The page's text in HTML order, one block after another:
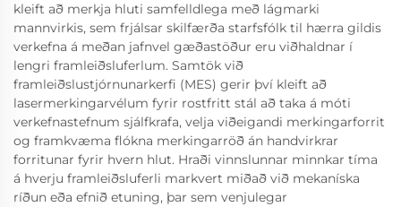
kleift að merkja hluti samfelldlega með lágmarki
mannvirkis, sem frjálsar skilfærða starfsfólk til hærra gildis
verkefna á meðan jafnvel gæðastöður eru viðhaldnar í
lengri framleiðsluferlum. Samtök við
framleiðslustjórnunarkerfi (MES) gerir því kleift að
lasermerkingarvélum fyrir rostfritt stál að taka á móti
verkefnastefnum sjálfkrafa, velja viðeigandi merkingarforrit
og framkvæma flókna merkingarröð án handvirkrar
forritunar fyrir hvern hlut. Hraði vinnslunnar minnkar tíma
á hverju framleiðsluferli markvert miðað við mekaníska
ríðun eða efnið etuning, þar sem venjulegar